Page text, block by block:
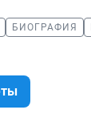
БИОГРАФИЯ